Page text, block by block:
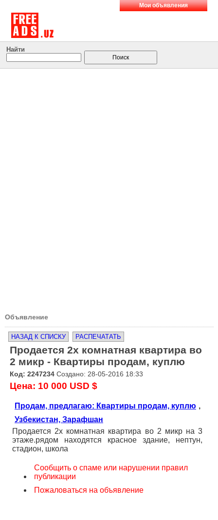
Мои объявления
Найти
Объявление
НАЗАД К СПИСКУ РАСПЕЧАТАТЬ
Продается 2х комнатная квартира во
2 микр - Квартиры продам, куплю
Код: 2247234 Создано: 28-05-2016 18:33
Цена: 10 000 USD $
Продам, предлагаю: Квартиры продам, куплю ,
Узбекистан, Зарафшан
Продается 2х комнатная квартира во 2 микр на 3
этаже.рядом находятся красное здание, нептун,
стадион, школа
Сообщить о спаме или нарушении правил
публикации
Пожаловаться на объявление